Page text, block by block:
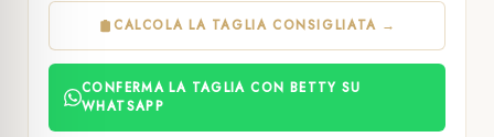
CALCOLA LA TAGLIA CONSIGLIATA →
CONFERMA LA TAGLIA CON BETTY SU
WHATSAPP